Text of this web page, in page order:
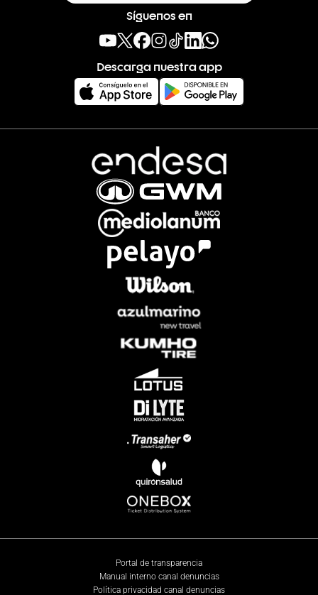
Síguenos en
Descarga nuestra app
Portal de transparencia
Manual interno canal denuncias
Política privacidad canal denuncias